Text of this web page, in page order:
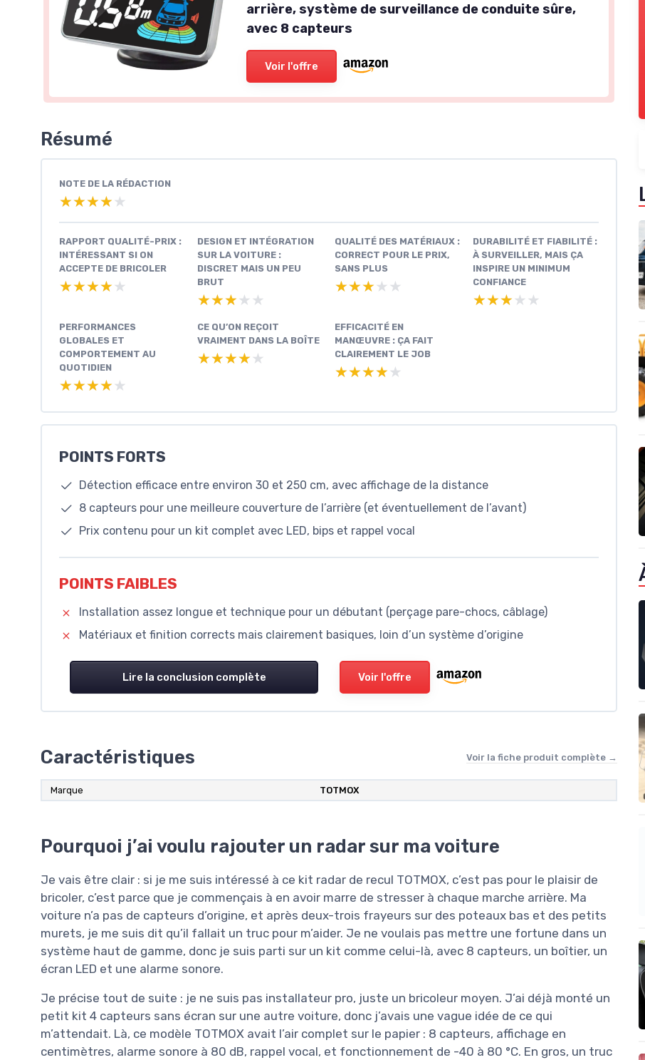
arrière, système de surveillance de conduite sûre,
avec 8 capteurs
Voir l'offre
Résumé
NOTE DE LA RÉDACTION
★★★★★
★★★★★
RAPPORT QUALITÉ-PRIX :
INTÉRESSANT SI ON
ACCEPTE DE BRICOLER
★★★★★
★★★★★
DESIGN ET INTÉGRATION
SUR LA VOITURE :
DISCRET MAIS UN PEU
BRUT
★★★★★
★★★★★
QUALITÉ DES MATÉRIAUX :
CORRECT POUR LE PRIX,
SANS PLUS
★★★★★
★★★★★
DURABILITÉ ET FIABILITÉ :
À SURVEILLER, MAIS ÇA
INSPIRE UN MINIMUM
CONFIANCE
★★★★★
★★★★★
PERFORMANCES
GLOBALES ET
COMPORTEMENT AU
QUOTIDIEN
★★★★★
★★★★★
CE QU’ON REÇOIT
VRAIMENT DANS LA BOÎTE
★★★★★
★★★★★
EFFICACITÉ EN
MANŒUVRE : ÇA FAIT
CLAIREMENT LE JOB
★★★★★
★★★★★
POINTS FORTS
Détection efficace entre environ 30 et 250 cm, avec affichage de la distance
8 capteurs pour une meilleure couverture de l’arrière (et éventuellement de l’avant)
Prix contenu pour un kit complet avec LED, bips et rappel vocal
POINTS FAIBLES
Installation assez longue et technique pour un débutant (perçage pare-chocs, câblage)
Matériaux et finition corrects mais clairement basiques, loin d’un système d’origine
Lire la conclusion complète Voir l'offre
Caractéristiques Voir la fiche produit complète →
Marque ‎TOTMOX
Pourquoi j’ai voulu rajouter un radar sur ma voiture
Je vais être clair : si je me suis intéressé à ce kit radar de recul TOTMOX, c’est pas pour le plaisir de
bricoler, c’est parce que je commençais à en avoir marre de stresser à chaque marche arrière. Ma
voiture n’a pas de capteurs d’origine, et après deux-trois frayeurs sur des poteaux bas et des petits
murets, je me suis dit qu’il fallait un truc pour m’aider. Je ne voulais pas mettre une fortune dans un
système haut de gamme, donc je suis parti sur un kit comme celui-là, avec 8 capteurs, un boîtier, un
écran LED et une alarme sonore.
Je précise tout de suite : je ne suis pas installateur pro, juste un bricoleur moyen. J’ai déjà monté un
petit kit 4 capteurs sans écran sur une autre voiture, donc j’avais une vague idée de ce qui
m’attendait. Là, ce modèle TOTMOX avait l’air complet sur le papier : 8 capteurs, affichage en
centimètres, alarme sonore à 80 dB, rappel vocal, et fonctionnement de -40 à 80 °C. En gros, un truc